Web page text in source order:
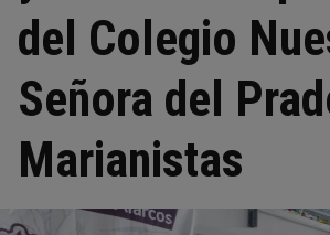
del Colegio
Señora del
Marianistas